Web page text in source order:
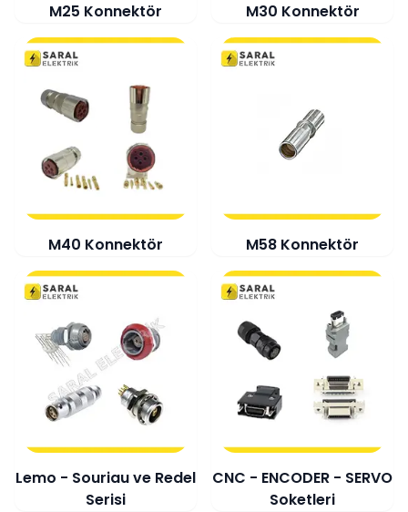
M25 Konnektör M30 Konnektör
M40 Konnektör M58 Konnektör
Lemo - Souriau ve Redel
Serisi
CNC - ENCODER - SERVO
Soketleri